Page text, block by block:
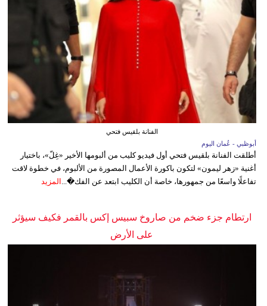
الفنانة بلقيس فتحي
أبوظبي - عُمان اليوم
أطلقت الفنانة بلقيس فتحي أول فيديو كليب من ألبومها الأخير «غِلّ»، باختيار
أغنية «زهر ليمون» لتكون باكورة الأعمال المصورة من الألبوم، في خطوة لاقت
تفاعلًا واسعًا من جمهورها، خاصة أن الكليب ابتعد عن الفك�... المزيد
ارتطام جزء ضخم من صاروخ سبيس إكس بالقمر فكيف سيؤثر
على الأرض